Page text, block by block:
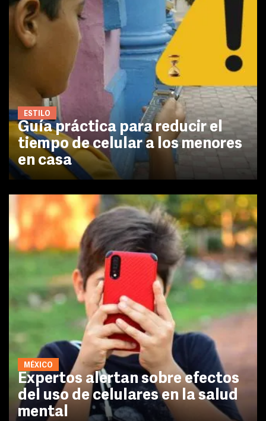
ESTILO
Guía práctica para reducir el
tiempo de celular a los menores
en casa
MÉXICO
Expertos alertan sobre efectos
del uso de celulares en la salud
mental